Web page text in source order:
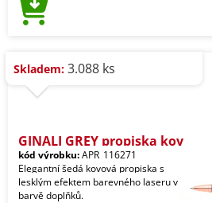
Skladem: 3.088 ks
GINALI GREY propiska kov
kód výrobku:APR_116271
Elegantní šedá kovová propiska s
lesklým efektem barevného laseru v
barvě doplňků.